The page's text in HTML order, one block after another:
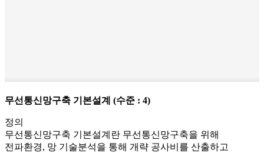
무선통신망구축 기본설계 (수준 : 4)
정의
무선통신망구축 기본설계란 무선통신망구축을 위해
전파환경, 망 기술분석을 통해 개략 공사비를 산출하고